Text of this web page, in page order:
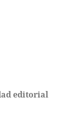
editorial